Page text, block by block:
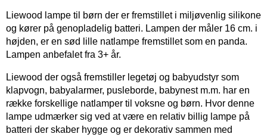
Liewood lampe til børn der er fremstillet i miljøvenlig silikone
og kører på genopladelig batteri. Lampen der måler 16 cm. i
højden, er en sød lille natlampe fremstillet som en panda.
Lampen anbefalet fra 3+ år.
Liewood der også fremstiller legetøj og babyudstyr som
klapvogn, babyalarmer, pusleborde, babynest m.m. har en
række forskellige natlamper til voksne og børn. Hvor denne
lampe udmærker sig ved at være en relativ billig lampe på
batteri der skaber hygge og er dekorativ sammen med